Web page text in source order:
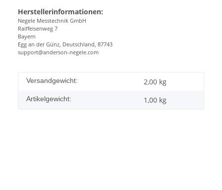
Herstellerinformationen:
Negele Messtechnik GmbH
Raiffeisenweg 7
Bayern
Egg an der Günz, Deutschland, 87743
support@anderson-negele.com
Versandgewicht: 2,00 kg
Artikelgewicht: 1,00 kg